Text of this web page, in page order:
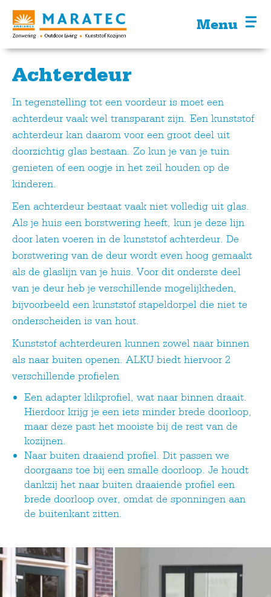
Menu
Achterdeur
In tegenstelling tot een voordeur is moet een
achterdeur vaak wel transparant zijn. Een kunststof
achterdeur kan daarom voor een groot deel uit
doorzichtig glas bestaan. Zo kun je van je tuin
genieten of een oogje in het zeil houden op de
kinderen.
Een achterdeur bestaat vaak niet volledig uit glas.
Als je huis een borstwering heeft, kun je deze lijn
door laten voeren in de kunststof achterdeur. De
borstwering van de deur wordt even hoog gemaakt
als de glaslijn van je huis. Voor dit onderste deel
van je deur heb je verschillende mogelijkheden,
bijvoorbeeld een kunststof stapeldorpel die niet te
onderscheiden is van hout.
Kunststof achterdeuren kunnen zowel naar binnen
als naar buiten openen. ALKU biedt hiervoor 2
verschillende profielen
Een adapter klikprofiel, wat naar binnen draait.
Hierdoor krijg je een iets minder brede doorloop,
maar deze past het mooiste bij de rest van de
kozijnen.
Naar buiten draaiend profiel. Dit passen we
doorgaans toe bij een smalle doorloop. Je houdt
dankzij het naar buiten draaiende profiel een
brede doorloop over, omdat de sponningen aan
de buitenkant zitten.